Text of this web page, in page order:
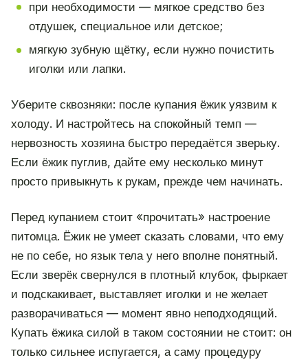
при необходимости — мягкое средство без
отдушек, специальное или детское;
мягкую зубную щётку, если нужно почистить
иголки или лапки.
Уберите сквозняки: после купания ёжик уязвим к
холоду. И настройтесь на спокойный темп —
нервозность хозяина быстро передаётся зверьку.
Если ёжик пуглив, дайте ему несколько минут
просто привыкнуть к рукам, прежде чем начинать.
Перед купанием стоит «прочитать» настроение
питомца. Ёжик не умеет сказать словами, что ему
не по себе, но язык тела у него вполне понятный.
Если зверёк свернулся в плотный клубок, фыркает
и подскакивает, выставляет иголки и не желает
разворачиваться — момент явно неподходящий.
Купать ёжика силой в таком состоянии не стоит: он
только сильнее испугается, а саму процедуру